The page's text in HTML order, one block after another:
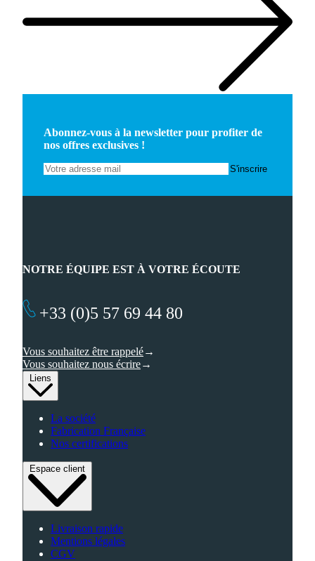
Abonnez-vous à la newsletter pour profiter de
nos offres exclusives !
Liens
La société
Fabrication Française
Nos certifications
Espace client
Livraison rapide
Mentions légales
CGV
NOTRE ÉQUIPE EST À VOTRE ÉCOUTE
+33 (0)5 57 69 44 80
Vous souhaitez être rappelé
Vous souhaitez nous écrire